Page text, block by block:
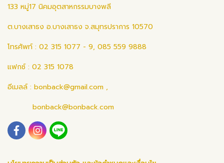
133 หมู่17 นิคมอุตสาหกรรมบางพลี
ต.บางเสาธง อ.บางเสาธง จ.สมุทรปราการ 10570
โทรศัพท์ : 02 315 1077 - 9, 085 559 9888
แฟกซ์ : 02 315 1078
อีเมลล์ : bonback@gmail.com ,
bonback@bonback.com